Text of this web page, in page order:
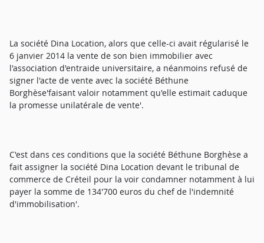
La société Dina Location, alors que celle-ci avait régularisé le
6 janvier 2014 la vente de son bien immobilier avec
l'association d'entraide universitaire, a néanmoins refusé de
signer l'acte de vente avec la société Béthune
Borghèse'faisant valoir notamment qu'elle estimait caduque
la promesse unilatérale de vente'.
C'est dans ces conditions que la société Béthune Borghèse a
fait assigner la société Dina Location devant le tribunal de
commerce de Créteil pour la voir condamner notamment à lui
payer la somme de 134'700 euros du chef de l'indemnité
d'immobilisation'.